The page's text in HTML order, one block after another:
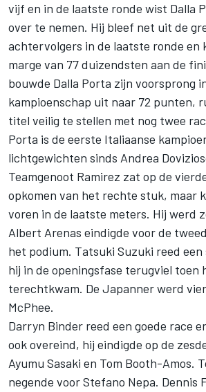
vijf en in de laatste ronde wist Dalla
over te nemen. Hij bleef net uit de
achtervolgers in de laatste ronde en
marge van 77 duizendsten aan de
bouwde Dalla Porta zijn voorsprong
kampioenschap uit naar 72 punten,
titel veilig te stellen met nog twee
Porta is de eerste Italiaanse
lichtgewichten sinds Andrea
Teamgenoot Ramirez zat op de
opkomen van het rechte stuk, maar
voren in de laatste meters. Hij werd
Albert Arenas eindigde voor de
het podium. Tatsuki Suzuki reed
hij in de openingsfase terugviel toen
terechtkwam. De Japanner werd
McPhee.
Darryn Binder reed een goede race
ook overeind, hij eindigde op de
Ayumu Sasaki en Tom Booth-Amos.
negende voor Stefano Nepa. Dennis